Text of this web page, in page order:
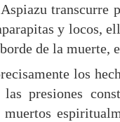
Aspiazu
y locos,
de la muerte,
los
las presiones